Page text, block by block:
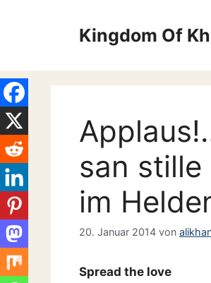
Kingdom Of
san
im
20. Januar 2014 von
Spread the love